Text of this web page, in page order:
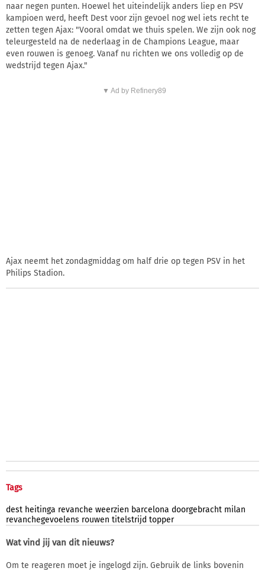
naar negen punten. Hoewel het uiteindelijk anders liep en PSV
kampioen werd, heeft Dest voor zijn gevoel nog wel iets recht te
zetten tegen Ajax: "Vooral omdat we thuis spelen. We zijn ook nog
teleurgesteld na de nederlaag in de Champions League, maar
even rouwen is genoeg. Vanaf nu richten we ons volledig op de
wedstrijd tegen Ajax."
▼ Ad by Refinery89
Ajax neemt het zondagmiddag om half drie op tegen PSV in het
Philips Stadion.
Tags
dest heitinga revanche weerzien barcelona doorgebracht milan
revanchegevoelens rouwen titelstrijd topper
Wat vind jij van dit nieuws?
Om te reageren moet je ingelogd zijn. Gebruik de links bovenin